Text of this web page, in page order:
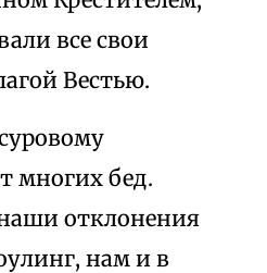
все свои
Вестью.
многих бед.
отклонения
нам и в